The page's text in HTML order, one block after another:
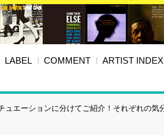
LABEL COMMENT ARTIST INDEX
エーションに分けてご紹介！それぞれの気